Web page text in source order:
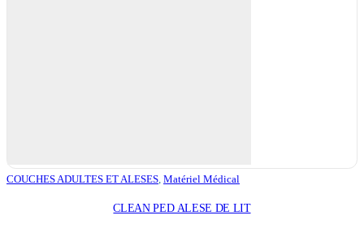
COUCHES ADULTES ET ALESES Matériel Médical
CLEAN PED ALESE DE LIT